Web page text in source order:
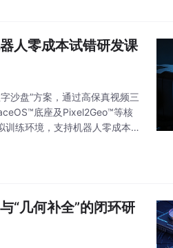
人零成本试错研发课
沙盘”方案，通过高保真视频三
底座及Pixel2Geo™等核
练环境，支持机器人零成本无
“几何补全”的闭环研